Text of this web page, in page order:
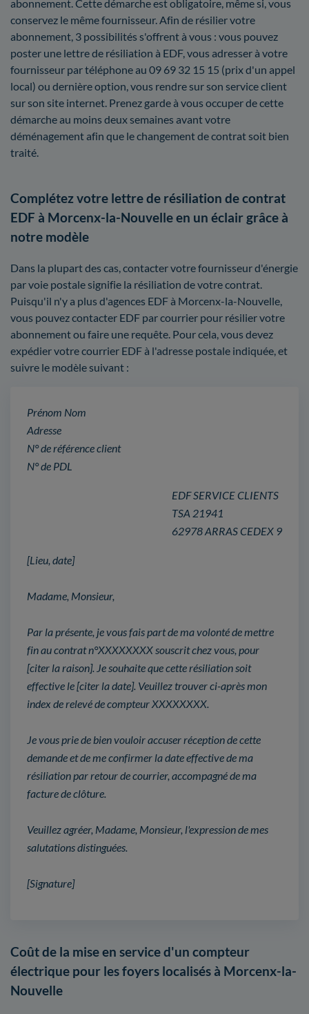
abonnement. Cette démarche est obligatoire, même si, vous
conservez le même fournisseur. Afin de résilier votre
abonnement, 3 possibilités s'offrent à vous : vous pouvez
poster une lettre de résiliation à EDF, vous adresser à votre
fournisseur par téléphone au 09 69 32 15 15 (prix d'un appel
local) ou dernière option, vous rendre sur son service client
sur son site internet. Prenez garde à vous occuper de cette
démarche au moins deux semaines avant votre
déménagement afin que le changement de contrat soit bien
traité.
Complétez votre lettre de résiliation de contrat
EDF à Morcenx-la-Nouvelle en un éclair grâce à
notre modèle
Dans la plupart des cas, contacter votre fournisseur d'énergie
par voie postale signifie la résiliation de votre contrat.
Puisqu'il n'y a plus d'agences EDF à Morcenx-la-Nouvelle,
vous pouvez contacter EDF par courrier pour résilier votre
abonnement ou faire une requête. Pour cela, vous devez
expédier votre courrier EDF à l'adresse postale indiquée, et
suivre le modèle suivant :
Prénom Nom
Adresse
N° de référence client
N° de PDL
EDF SERVICE CLIENTS
TSA 21941
62978 ARRAS CEDEX 9
[Lieu, date]
Madame, Monsieur,
Par la présente, je vous fais part de ma volonté de mettre
fin au contrat n°XXXXXXXX souscrit chez vous, pour
[citer la raison]. Je souhaite que cette résiliation soit
effective le [citer la date]. Veuillez trouver ci-après mon
index de relevé de compteur XXXXXXXX.
Je vous prie de bien vouloir accuser réception de cette
demande et de me confirmer la date effective de ma
résiliation par retour de courrier, accompagné de ma
facture de clôture.
Veuillez agréer, Madame, Monsieur, l'expression de mes
salutations distinguées.
[Signature]
Coût de la mise en service d'un compteur
électrique pour les foyers localisés à Morcenx-la-
Nouvelle